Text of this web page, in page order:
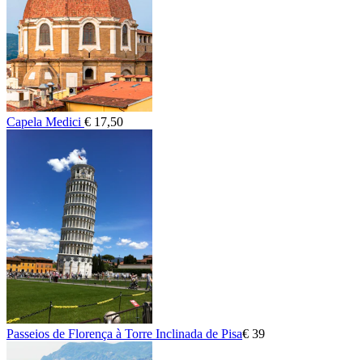
Capela Medici € 17,50
Passeios de Florença à Torre Inclinada de Pisa€ 39